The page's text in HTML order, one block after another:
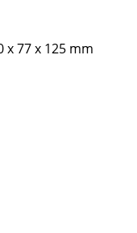
x 77 x 125 mm